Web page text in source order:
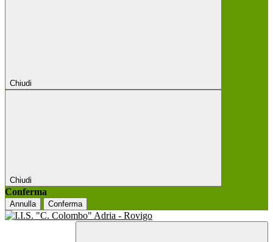
Chiudi
Chiudi
Conferma
Annulla Conferma